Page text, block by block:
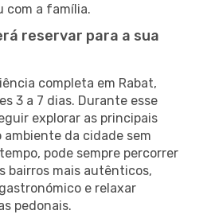
com a família.
reservar para a sua
completa em Rabat,
3 a 7 dias. Durante esse
explorar as principais
ambiente da cidade sem
pode sempre percorrer
bairros mais autênticos,
e relaxar
pedonais.